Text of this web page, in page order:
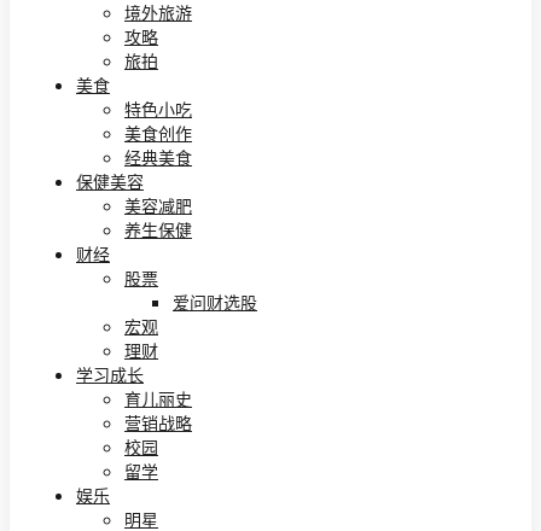
境外旅游
攻略
旅拍
美食
特色小吃
美食创作
经典美食
保健美容
美容减肥
养生保健
财经
股票
爱问财选股
宏观
理财
学习成长
育儿丽史
营销战略
校园
留学
娱乐
明星